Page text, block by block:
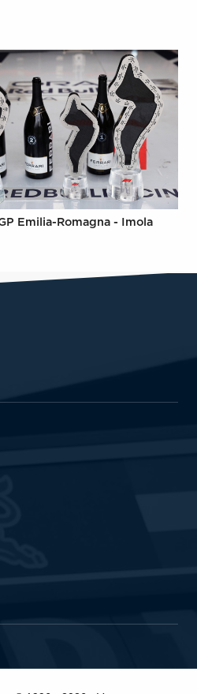
Emilia-Romagna - Imola